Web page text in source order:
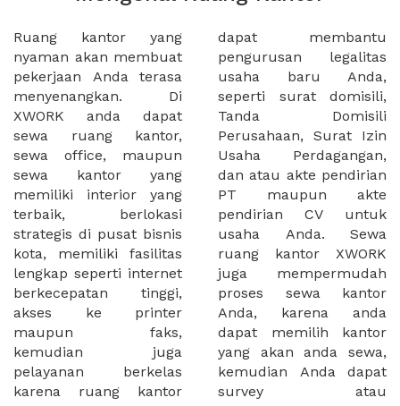
Ruang kantor yang
nyaman akan membuat
pekerjaan Anda terasa
menyenangkan. Di
XWORK anda dapat
sewa ruang kantor,
sewa office, maupun
sewa kantor yang
memiliki interior yang
terbaik, berlokasi
strategis di pusat bisnis
kota, memiliki fasilitas
lengkap seperti internet
berkecepatan tinggi,
akses ke printer
maupun faks,
kemudian juga
pelayanan berkelas
karena ruang kantor
dapat membantu
pengurusan legalitas
usaha baru Anda,
seperti surat domisili,
Tanda Domisili
Perusahaan, Surat Izin
Usaha Perdagangan,
dan atau akte pendirian
PT maupun akte
pendirian CV untuk
usaha Anda. Sewa
ruang kantor XWORK
juga mempermudah
proses sewa kantor
Anda, karena anda
dapat memilih kantor
yang akan anda sewa,
kemudian Anda dapat
survey atau